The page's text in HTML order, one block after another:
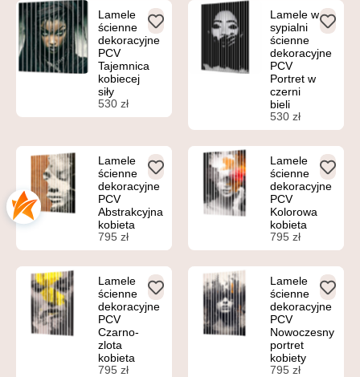
Lamele
ścienne
dekoracyjne
PCV
Tajemnica
kobiecej
siły
530 zł
Lamele w
sypialni
ścienne
dekoracyjne
PCV
Portret w
czerni
bieli
530 zł
Lamele
ścienne
dekoracyjne
PCV
Abstrakcyjna
kobieta
795 zł
Lamele
ścienne
dekoracyjne
PCV
Kolorowa
kobieta
795 zł
Lamele
ścienne
dekoracyjne
PCV
Czarno-
zlota
kobieta
795 zł
Lamele
ścienne
dekoracyjne
PCV
Nowoczesny
portret
kobiety
795 zł